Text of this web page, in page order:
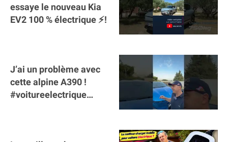
essaye le nouveau Kia
EV2 100 % électrique ⚡️!
J’ai un problème avec
cette alpine A390 !
#voitureelectrique